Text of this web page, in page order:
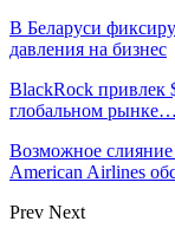
В Беларуси
давления на бизнес
BlackRock привлек
глобальном рынке…
Возможное
American Airlines
Prev Next